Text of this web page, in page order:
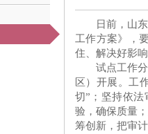
日前，山
工作方案》，
住、解决好影
试点工作
区）开展。工
切”；坚持依
验，确保质量
筹创新，把审